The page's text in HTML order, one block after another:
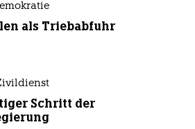
als Triebabfuhr
Schritt der